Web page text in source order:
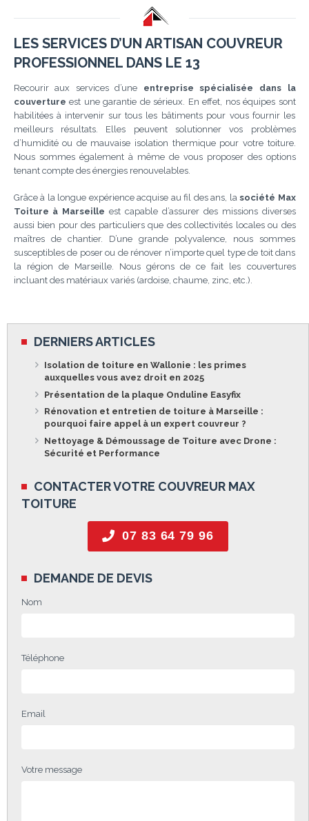
LES SERVICES D’UN ARTISAN COUVREUR
PROFESSIONNEL DANS LE 13
Recourir aux services d’une entreprise spécialisée dans la
couverture est une garantie de sérieux. En effet, nos équipes sont
habilitées à intervenir sur tous les bâtiments pour vous fournir les
meilleurs résultats. Elles peuvent solutionner vos problèmes
d’humidité ou de mauvaise isolation thermique pour votre toiture.
Nous sommes également à même de vous proposer des options
tenant compte des énergies renouvelables.
Grâce à la longue expérience acquise au fil des ans, la société Max
Toiture à Marseille est capable d’assurer des missions diverses
aussi bien pour des particuliers que des collectivités locales ou des
maîtres de chantier. D’une grande polyvalence, nous sommes
susceptibles de poser ou de rénover n’importe quel type de toit dans
la région de Marseille. Nous gérons de ce fait les couvertures
incluant des matériaux variés (ardoise, chaume, zinc, etc.).
DERNIERS ARTICLES
Isolation de toiture en Wallonie : les primes
auxquelles vous avez droit en 2025
Présentation de la plaque Onduline Easyfix
Rénovation et entretien de toiture à Marseille :
pourquoi faire appel à un expert couvreur ?
Nettoyage & Démoussage de Toiture avec Drone :
Sécurité et Performance
CONTACTER VOTRE COUVREUR MAX
TOITURE
07 83 64 79 96
DEMANDE DE DEVIS
Nom
Téléphone
Email
Votre message